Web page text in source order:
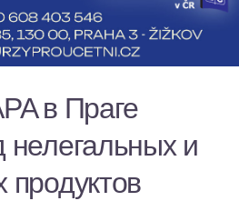
в Праге
и
продуктов